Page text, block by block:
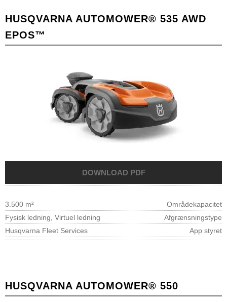
HUSQVARNA AUTOMOWER® 535 AWD
EPOS™
3.500 m²
Områdekapacitet
Fysisk ledning, Virtuel ledning
Afgrænsningstype
Husqvarna Fleet Services
App styret
HUSQVARNA AUTOMOWER® 550